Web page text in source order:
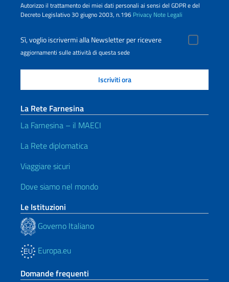
Autorizzo il trattamento dei miei dati personali ai sensi del GDPR e del
Decreto Legislativo 30 giugno 2003, n.196 Privacy Note Legali
Sì, voglio iscrivermi alla Newsletter per ricevere
aggiornamenti sulle attività di questa sede
La Rete Farnesina
La Farnesina – il MAECI
La Rete diplomatica
Viaggiare sicuri
Dove siamo nel mondo
Le Istituzioni
Governo Italiano
Europa.eu
Domande frequenti